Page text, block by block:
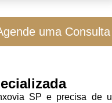
uma Consulta
SP e precisa de